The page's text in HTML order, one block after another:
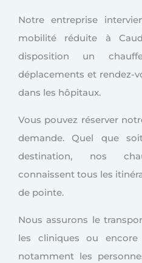
Notre entreprise
mobilité réduite à
disposition un
déplacements et rendez-
dans les hôpitaux.
Vous pouvez réserver
demande. Quel que
destination, nos
connaissent tous les
de pointe.
Nous assurons le
les cliniques ou
notamment les